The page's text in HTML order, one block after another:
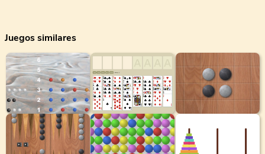
Juegos similares